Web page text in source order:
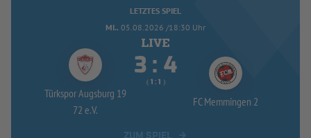
LETZTES SPIEL
MI.. 05.08.2026 /18:30 Uhr
Türkspor Augsburg 19
72 e.V.
 : 
(  :  )
FC Memmingen 2